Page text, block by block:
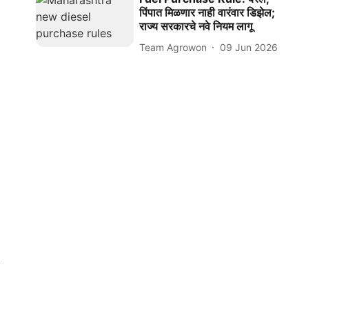
पिंपात मिळणार नाही वारंवार डिझेल;
राज्य सरकारचे नवे नियम लागू
Team Agrowon 09 Jun 2026